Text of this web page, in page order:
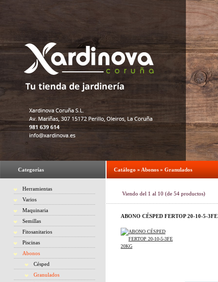
Categorías
Herramientas
Varios
Maquinaria
Semillas
Fitosanitarios
Piscinas
Abonos
Césped
Granulados
Catálogo » Abonos » Granulados
Viendo del 1 al 10 (de 54 productos)
ABONO CÉSPED FERTOP 20-10-5-